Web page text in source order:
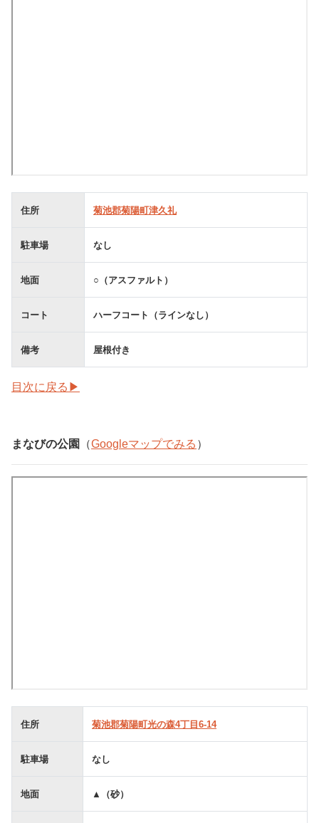
住所 菊池郡菊陽町津久礼
駐車場 なし
地面 ○（アスファルト）
コート ハーフコート（ラインなし）
備考 屋根付き
目次に戻る▶
まなびの公園 （Googleマップでみる ）
住所 菊池郡菊陽町光の森4丁目6-14
駐車場 なし
地面 ▲（砂）